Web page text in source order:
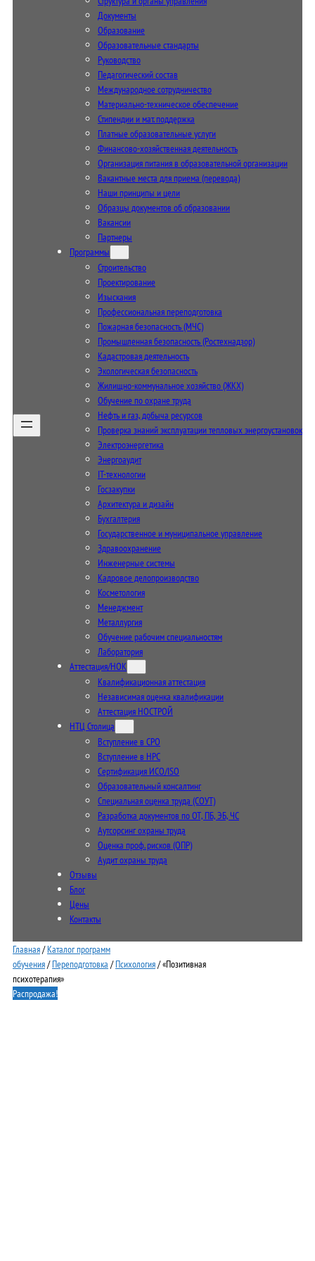
Документы
Образование
Образовательные стандарты
Руководство
Педагогический состав
Международное сотрудничество
Материально-техническое обеспечение
Стипендии и мат. поддержка
Платные образовательные услуги
Финансово-хозяйственная деятельность
Организация питания в образовательной организации
Вакантные места для приема (перевода)
Наши принципы и цели
Образцы документов об образовании
Вакансии
Партнеры
Программы
Строительство
Проектирование
Изыскания
Профессиональная переподготовка
Пожарная безопасность (МЧС)
Промышленная безопасность (Ростехнадзор)
Кадастровая деятельность
Экологическая безопасность
Жилищно-коммунальное хозяйство (ЖКХ)
Обучение по охране труда
Нефть и газ, добыча ресурсов
Проверка знаний эксплуатации тепловых энергоустановок
Электроэнергетика
Энергоаудит
IT-технологии
Госзакупки
Архитектура и дизайн
Бухгалтерия
Государственное и муниципальное управление
Здравоохранение
Инженерные системы
Кадровое делопроизводство
Косметология
Менеджмент
Металлургия
Обучение рабочим специальностям
Лаборатория
Аттестация/НОК
Квалификационная аттестация
Независимая оценка квалификации
Аттестация НОСТРОЙ
НТЦ Столица
Вступление в СРО
Вступление в НРС
Сертификация ИСО/ISO
Образовательный консалтинг
Специальная оценка труда (СОУТ)
Разработка документов по ОТ, ПБ, ЭБ, ЧС
Аутсорсинг охраны труда
Оценка проф. рисков (ОПР)
Аудит охраны труда
Отзывы
Блог
Цены
Контакты
Главная/Каталог программ
обучения/Переподготовка /Психология/ «Позитивная
психотерапия»
Распродажа!